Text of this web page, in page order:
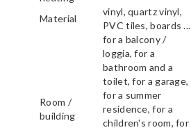
Material
vinyl, quartz vinyl,
PVC tiles, boards ...
Room /
building
for a balcony /
loggia, for a
bathroom and a
toilet, for a garage,
for a summer
residence, for a
children's room, for